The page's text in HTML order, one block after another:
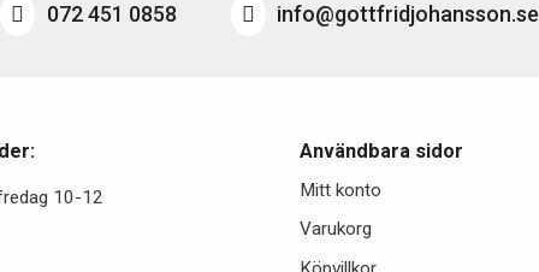
072 451 0858 info@gottfridjohansson.se
10-12
Användbara sidor
Mitt konto
Varukorg